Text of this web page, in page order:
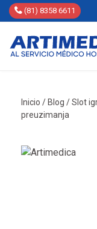
(81) 8358 6611
Inicio / Blog /Slot
preuzimanja